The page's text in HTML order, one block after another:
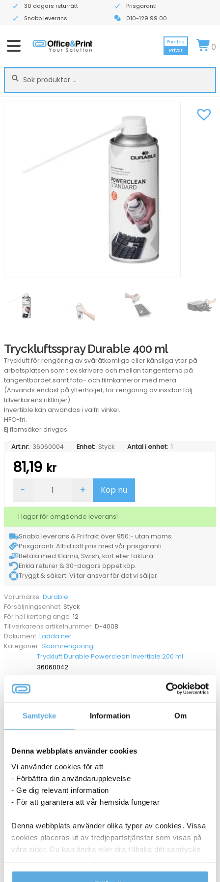
Samtycke Information Om
Denna webbplats använder cookies
Vi använder cookies för att
- Förbättra din användarupplevelse
- Ge dig relevant information
- För att garantera att vår hemsida fungerar
Denna webbplats använder olika typer av cookies. Vissa
cookies placeras ut av tredjepartstjänster som visas på
våra sidor. Du kan ändra eller dra tillbaka ditt samtycke
30 dagars returrätt
Prisgaranti
Snabb leverans
010-129 99 00
Sök
efter:
Sök
Företag
Privat
0
Tryckluftsspray Durable 400 ml
Tryckluft för rengöring av svåråtkomliga eller känsliga ytor på
arbetsplatsen som t ex skrivare och mellan tangenterna på
tangentbordet samt foto- och filmkameror med mera.
(Används endast på ytterhöljet, för rengöring av insidan följ
tillverkarens riktlinjer).
Invertible kan användas i valfri vinkel.
HFC-fri.
Ej flamsäker drivgas.
Art.nr: 36060004 Enhet: Styck Antal i enhet: 1
81,19 kr
Durable
ml
mängd
- + Köp nu
I lager för omgående leverans!
Snabb leverans & Fri frakt över 950:- utan moms.
Prisgaranti. Alltid rätt pris med vår prisgaranti.
Betala med Klarna, Swish, kort eller faktura.
Enkla returer & 30-dagars öppet köp.
Tryggt & säkert. Vi tar ansvar för det vi säljer.
Varumärke Durable
Försäljningsenhet Styck
För hel kartong ange 12
Tillverkarens artikelnummer D-400B
Dokument Ladda ner
Kategorier Skärmrengöring
Tryckluft Durable Powerclean Invertible 200 ml
36060042
93,69